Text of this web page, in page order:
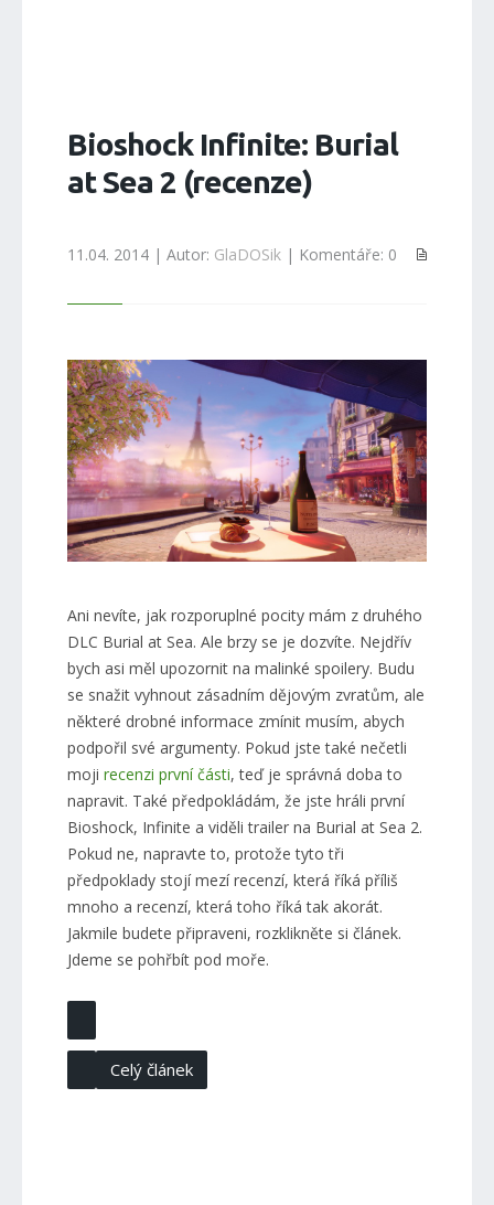
Bioshock Infinite: Burial
at Sea 2 (recenze)
11.04. 2014 | Autor: GlaDOSik| Komentáře: 0
Ani nevíte, jak rozporuplné pocity mám z druhého
DLC Burial at Sea. Ale brzy se je dozvíte. Nejdřív
bych asi měl upozornit na malinké spoilery. Budu
se snažit vyhnout zásadním dějovým zvratům, ale
některé drobné informace zmínit musím, abych
podpořil své argumenty. Pokud jste také nečetli
moji recenzi první části, teď je správná doba to
napravit. Také předpokládám, že jste hráli první
Bioshock, Infinite a viděli trailer na Burial at Sea 2.
Pokud ne, napravte to, protože tyto tři
předpoklady stojí mezí recenzí, která říká příliš
mnoho a recenzí, která toho říká tak akorát.
Jakmile budete připraveni, rozklikněte si článek.
Jdeme se pohřbít pod moře.
Celý článek